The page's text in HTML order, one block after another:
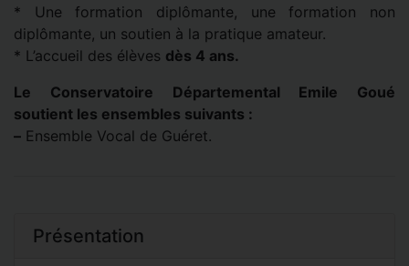
* Une formation diplômante, une formation non
diplômante, un soutien à la pratique amateur.
* L’accueil des élèves dès 4 ans.
Le Conservatoire Départemental Emile Goué
soutient les ensembles suivants :
– Ensemble Vocal de Guéret.
Présentation